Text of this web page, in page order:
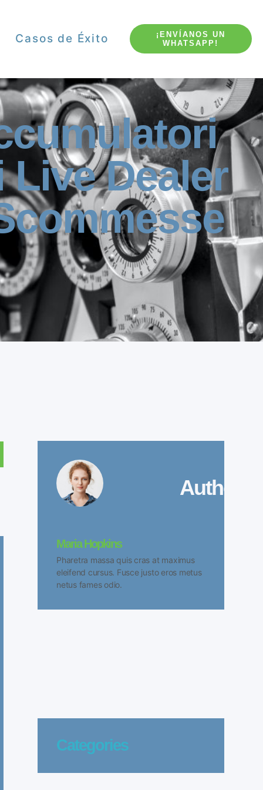
Casos de Éxito
¡ENVÍANOS UN
WHATSAPP!
Live Dealer
Maria Hopkins
Pharetra massa quis cras at maximus
eleifend cursus. Fusce justo eros metus
netus fames odio.
Author
Categories